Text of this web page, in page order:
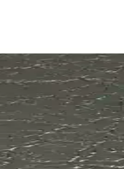
Performans
kauçuk ve aerodinamik
temizlik ve güvenli sürüş